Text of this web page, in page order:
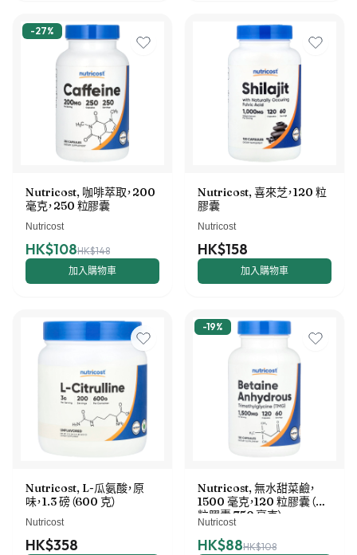
-27%
Nutricost, 咖啡萃取，200
毫克，250 粒膠囊
Nutricost
HK$108HK$148
加入購物車
Nutricost, 喜來芝，120 粒
膠囊
Nutricost
HK$158
加入購物車
Nutricost, L-瓜氨酸，原
味，1.3 磅（600 克）
Nutricost
HK$358
-19%
Nutricost, 無水甜菜鹼，
1500 毫克，120 粒膠囊（每
粒膠囊 750 毫克）
Nutricost
HK$88HK$108